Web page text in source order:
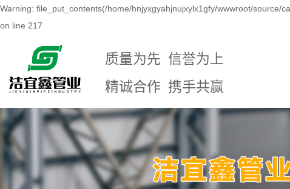
Warning: file_put_contents(/home/hnjyxgyahjnujxylx1gfy/wwwroot/
on line 217
质量为先 信誉为上
精诚合作 携手共赢